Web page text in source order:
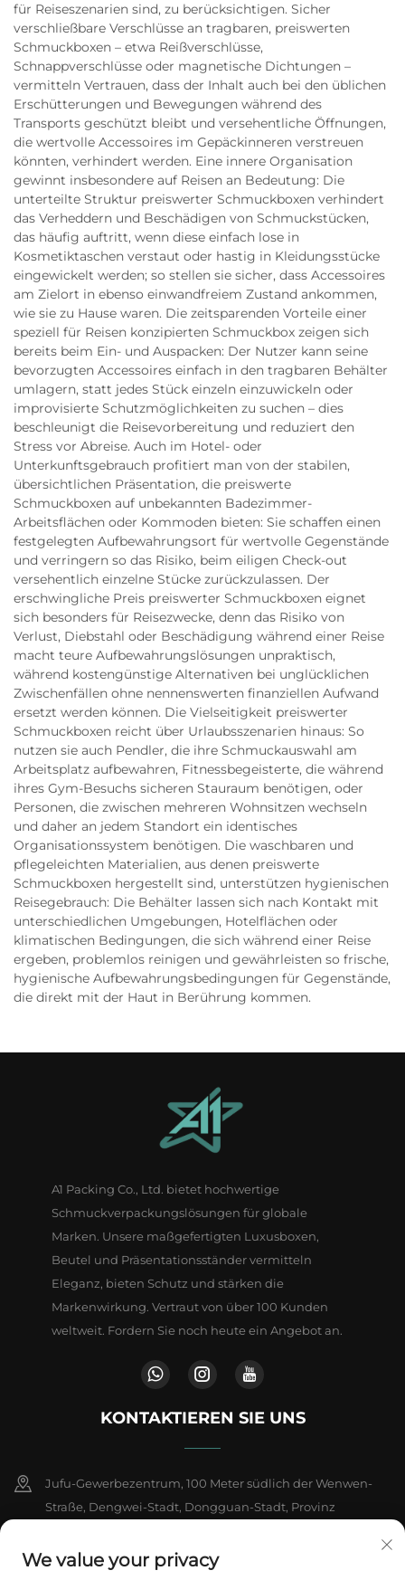
für Reiseszenarien sind, zu berücksichtigen. Sicher
verschließbare Verschlüsse an tragbaren, preiswerten
Schmuckboxen – etwa Reißverschlüsse,
Schnappverschlüsse oder magnetische Dichtungen –
vermitteln Vertrauen, dass der Inhalt auch bei den üblichen
Erschütterungen und Bewegungen während des
Transports geschützt bleibt und versehentliche Öffnungen,
die wertvolle Accessoires im Gepäckinneren verstreuen
könnten, verhindert werden. Eine innere Organisation
gewinnt insbesondere auf Reisen an Bedeutung: Die
unterteilte Struktur preiswerter Schmuckboxen verhindert
das Verheddern und Beschädigen von Schmuckstücken,
das häufig auftritt, wenn diese einfach lose in
Kosmetiktaschen verstaut oder hastig in Kleidungsstücke
eingewickelt werden; so stellen sie sicher, dass Accessoires
am Zielort in ebenso einwandfreiem Zustand ankommen,
wie sie zu Hause waren. Die zeitsparenden Vorteile einer
speziell für Reisen konzipierten Schmuckbox zeigen sich
bereits beim Ein- und Auspacken: Der Nutzer kann seine
bevorzugten Accessoires einfach in den tragbaren Behälter
umlagern, statt jedes Stück einzeln einzuwickeln oder
improvisierte Schutzmöglichkeiten zu suchen – dies
beschleunigt die Reisevorbereitung und reduziert den
Stress vor Abreise. Auch im Hotel- oder
Unterkunftsgebrauch profitiert man von der stabilen,
übersichtlichen Präsentation, die preiswerte
Schmuckboxen auf unbekannten Badezimmer-
Arbeitsflächen oder Kommoden bieten: Sie schaffen einen
festgelegten Aufbewahrungsort für wertvolle Gegenstände
und verringern so das Risiko, beim eiligen Check-out
versehentlich einzelne Stücke zurückzulassen. Der
erschwingliche Preis preiswerter Schmuckboxen eignet
sich besonders für Reisezwecke, denn das Risiko von
Verlust, Diebstahl oder Beschädigung während einer Reise
macht teure Aufbewahrungslösungen unpraktisch,
während kostengünstige Alternativen bei unglücklichen
Zwischenfällen ohne nennenswerten finanziellen Aufwand
ersetzt werden können. Die Vielseitigkeit preiswerter
Schmuckboxen reicht über Urlaubsszenarien hinaus: So
nutzen sie auch Pendler, die ihre Schmuckauswahl am
Arbeitsplatz aufbewahren, Fitnessbegeisterte, die während
ihres Gym-Besuchs sicheren Stauraum benötigen, oder
Personen, die zwischen mehreren Wohnsitzen wechseln
und daher an jedem Standort ein identisches
Organisationssystem benötigen. Die waschbaren und
pflegeleichten Materialien, aus denen preiswerte
Schmuckboxen hergestellt sind, unterstützen hygienischen
Reisegebrauch: Die Behälter lassen sich nach Kontakt mit
unterschiedlichen Umgebungen, Hotelflächen oder
klimatischen Bedingungen, die sich während einer Reise
ergeben, problemlos reinigen und gewährleisten so frische,
hygienische Aufbewahrungsbedingungen für Gegenstände,
die direkt mit der Haut in Berührung kommen.
A1 Packing Co., Ltd. bietet hochwertige
Schmuckverpackungslösungen für globale
Marken. Unsere maßgefertigten Luxusboxen,
Beutel und Präsentationsständer vermitteln
Eleganz, bieten Schutz und stärken die
Markenwirkung. Vertraut von über 100 Kunden
weltweit. Fordern Sie noch heute ein Angebot an.
KONTAKTIEREN SIE UNS
Jufu-Gewerbezentrum, 100 Meter südlich der Wenwen-
Straße, Dengwei-Stadt, Dongguan-Stadt, Provinz
+86-18802602550
We value your privacy